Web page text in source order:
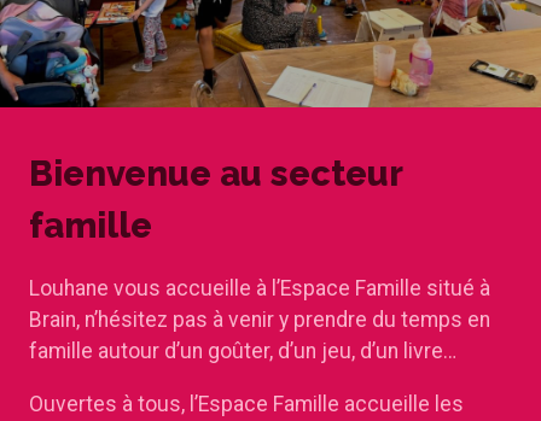
Bienvenue au secteur
famille
Louhane vous accueille à l’Espace Famille situé à
Brain, n’hésitez pas à venir y prendre du temps en
famille autour d’un goûter, d’un jeu, d’un livre…
Ouvertes à tous, l’Espace Famille accueille les